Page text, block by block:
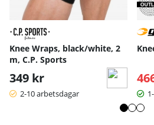
Knee Wraps, black/white, 2
m, C.P. Sports
349 kr
2-10 arbetsdagar